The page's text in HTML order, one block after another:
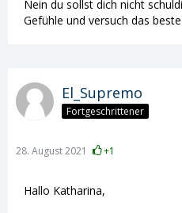
Nein du sollst dich nicht
Gefühle und versuch das
El_Supremo
Fortgeschrittener
28. August 2021 +1
Hallo Katharina,